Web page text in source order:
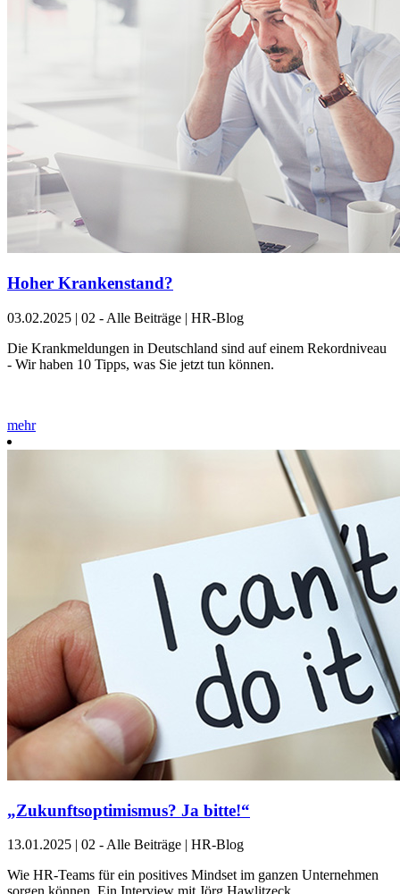
Hoher Krankenstand?
03.02.2025 | 02 - Alle Beiträge | HR-Blog
Die Krankmeldungen in Deutschland sind auf einem Rekordniveau
- Wir haben 10 Tipps, was Sie jetzt tun können.
mehr
„Zukunftsoptimismus? Ja bitte!“
13.01.2025 | 02 - Alle Beiträge | HR-Blog
Wie HR-Teams für ein positives Mindset im ganzen Unternehmen